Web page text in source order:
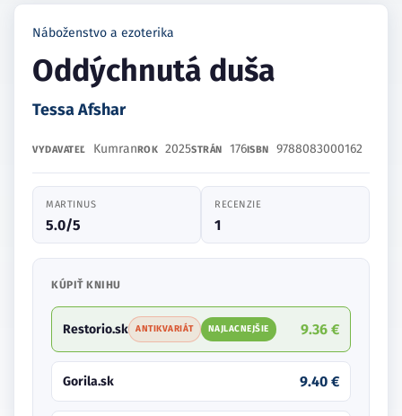
Náboženstvo a ezoterika
Oddýchnutá duša
Tessa Afshar
VYDAVATEĽ KumranROK 2025STRÁN 176ISBN 9788083000162
MARTINUS
5.0/5
RECENZIE
1
KÚPIŤ KNIHU
Restorio.sk ANTIKVARIÁT NAJLACNEJŠIE 9.36 €
Gorila.sk 9.40 €